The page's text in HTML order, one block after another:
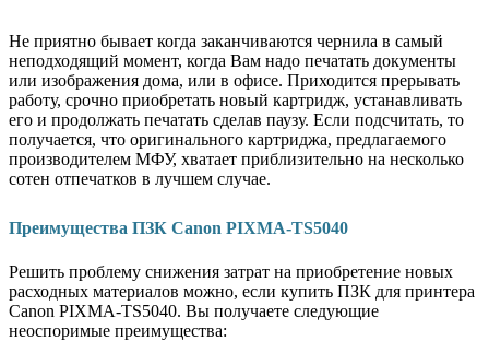
Не приятно бывает когда заканчиваются чернила в самый
неподходящий момент, когда Вам надо печатать документы
или изображения дома, или в офисе. Приходится прерывать
работу, срочно приобретать новый картридж, устанавливать
его и продолжать печатать сделав паузу. Если подсчитать, то
получается, что оригинального картриджа, предлагаемого
производителем МФУ, хватает приблизительно на несколько
сотен отпечатков в лучшем случае.
Преимущества ПЗК Canon PIXMA-TS5040
Решить проблему снижения затрат на приобретение новых
расходных материалов можно, если купить ПЗК для принтера
Canon PIXMA-TS5040. Вы получаете следующие
неоспоримые преимущества: